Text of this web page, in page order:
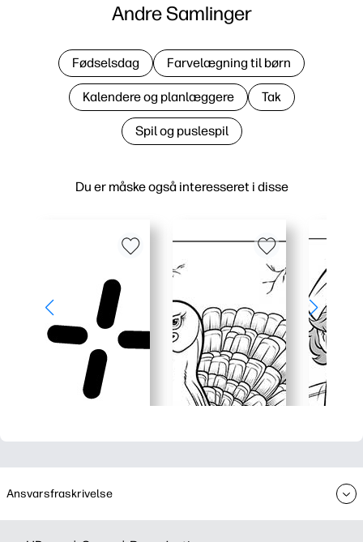
Du er måske også interesseret i disse
Andre Samlinger
Fødselsdag Farvelægning til børn
Kalendere og planlæggere Tak
Spil og puslespil
Ansvarsfraskrivelse